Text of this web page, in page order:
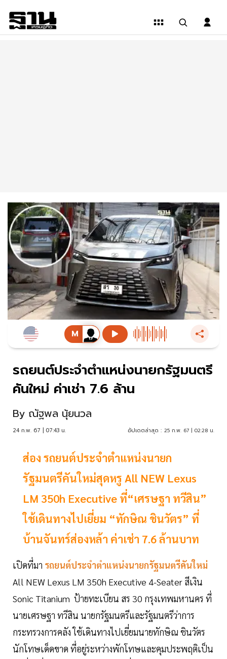
รถยนต์ประจำตำแหน่งนายกรัฐมนตรี
คันใหม่ ค่าเช่า 7.6 ล้าน
By ณัฐพล นุ้ยนวล
24 ก.พ. 67 | 07:43 น. อัปเดตล่าสุด : 25 ก.พ. 67 | 02:28 น.
ส่อง รถยนต์ประจำตำแหน่งนายก
รัฐมนตรีคันใหม่สุดหรู All NEW Lexus
LM 350h Executive ที่“เศรษฐา ทวีสิน”
ใช้เดินทางไปเยี่ยม “ทักษิณ ชินวัตร” ที่
บ้านจันทร์ส่องหล้า ค่าเช่า 7.6 ล้านบาท
เปิดที่มา รถยนต์ประจำตำแหน่งนายกรัฐมนตรีคันใหม่
All NEW Lexus LM 350h Executive 4-Seater สีเงิน
Sonic Titanium ป้ายทะเบียน สร 30 กรุงเทพมหานคร ที่
นายเศรษฐา ทวีสิน นายกรัฐมนตรีและรัฐมนตรีว่าการ
กระทรวงการคลัง ใช้เดินทางไปเยี่ยมนายทักษิณ ชินวัตร
นักโทษเด็ดขาด ที่อยู่ระหว่างพักโทษและคุมประพฤติเป็น